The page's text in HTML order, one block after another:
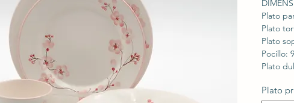
Plato
Plato
Plato
Pocillo:
Plato
Plato